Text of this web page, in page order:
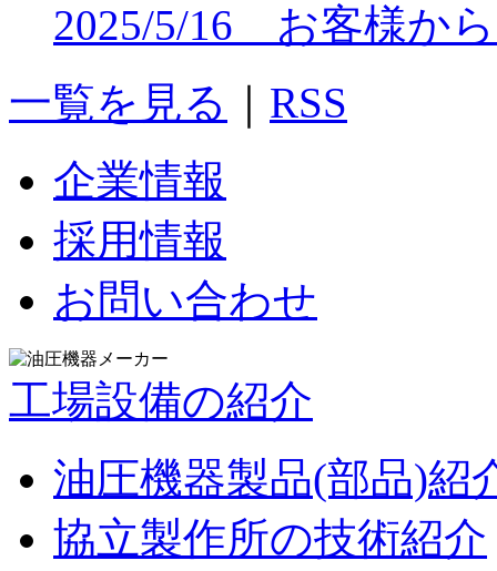
2025/5/16 お客様か
一覧を見る
RSS
企業情報
採用情報
お問い合わせ
工場設備の紹介
油圧機器製品(部品)紹
協立製作所の技術紹介